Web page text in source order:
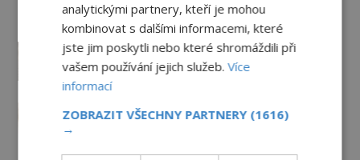
Zrod legend o válečné lsti:
Opravdu na zmatení nepřítele
vypouštěli vypasené králíky?
3.8.2026 3.3TIS
Mapa Piriho Reise: Zakázané
vědění starověku, nebo jen
admirála?
analytickými partnery, kteří je mohou
kombinovat s dalšími informacemi, které
jste jim poskytli nebo které shromáždili při
vašem používání jejich služeb.Více
informací
ZOBRAZIT VŠECHNY PARTNERY (1616)
→